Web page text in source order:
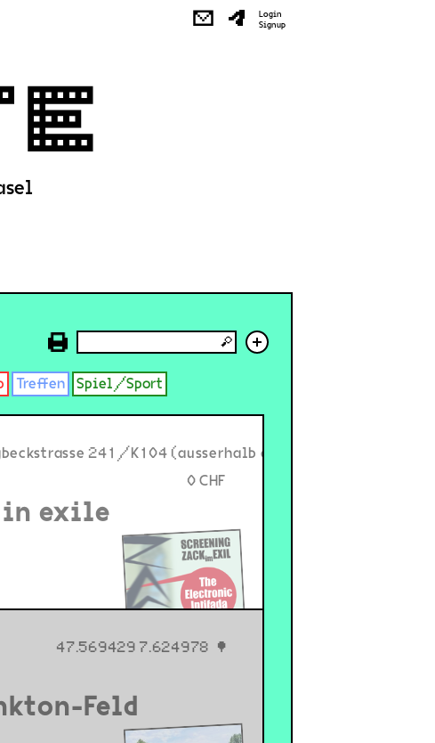
✉
Login
Signup
+
Treffen Spiel/Sport
241/K104 (ausserhalb des alten Zack
0 CHF
in exile
47.569429 7.624978
Feld